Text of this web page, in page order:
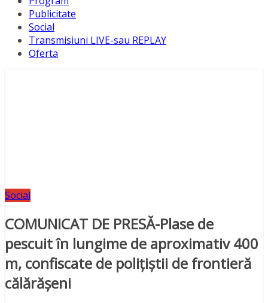
Publicitate
Social
Transmisiuni LIVE-sau REPLAY
Oferta
Social
COMUNICAT DE PRESĂ-Plase de
pescuit în lungime de aproximativ 400
m, confiscate de poliţiştii de frontieră
călărăşeni